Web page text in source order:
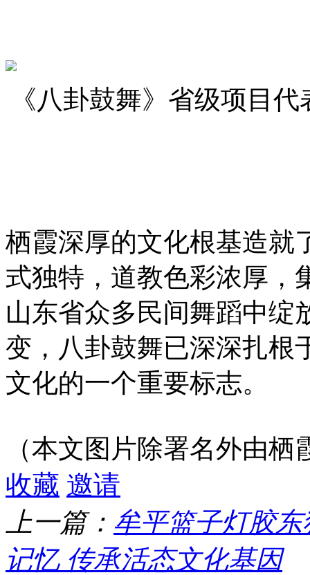
《八卦鼓舞》省级项目
栖霞深厚的文化根基造就
式独特，道教色彩浓厚，
山东省众多民间舞蹈中绽
变，八卦鼓舞已深深扎根
文化的一个重要标志。
（本文图片除署名外由
收藏 邀请
上一篇： 牟平篮子灯胶
记忆 传承活态文化基因